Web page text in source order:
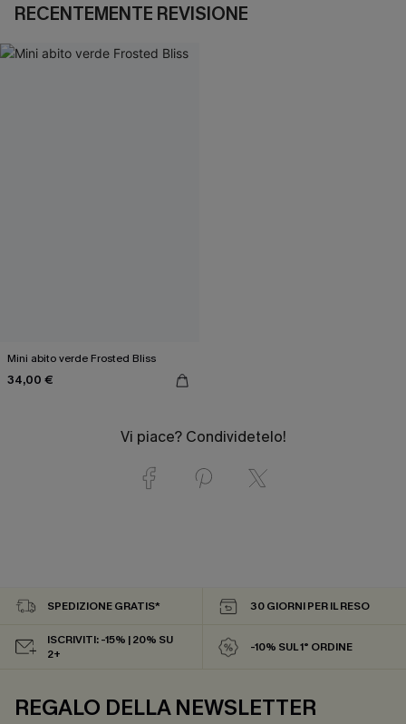
RECENTEMENTE REVISIONE
Mini abito verde Frosted Bliss
34,00 €
Vi piace? Condividetelo!
SPEDIZIONE GRATIS* 30 GIORNI PER IL RESO
ISCRIVITI: -15% | 20% SU
2+
-10% SUL 1° ORDINE
REGALO DELLA NEWSLETTER